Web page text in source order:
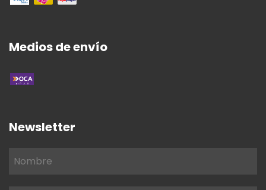
Medios de envío
Newsletter